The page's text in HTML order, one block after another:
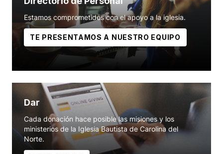
Estamos comprometidos con el apoyo a la iglesia.
TE PRESENTAMOS A NUESTRO EQUIPO
Dar
Cada donación hace posible las misiones y los
ministerios de la Iglesia Bautista de Carolina del
Norte.